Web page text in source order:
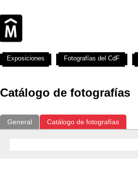
Catálogo de fotografías
General Catálogo de fotografías
Exposiciones Fotografías del CdF